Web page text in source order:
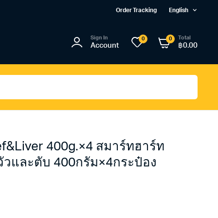
Order Tracking English
Sign In
Account
0 0 Total
฿0.00
400g.×4 สมาร์ทฮาร์ท
และตับ 400กรัม×4กระป๋อง